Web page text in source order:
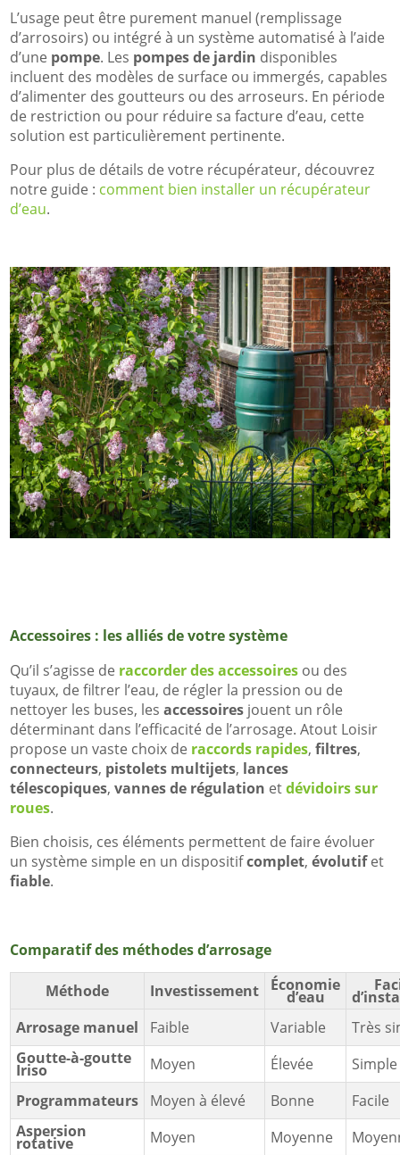
L’usage peut être purement manuel (remplissage
d’arrosoirs) ou intégré à un système automatisé à l’aide
d’une pompe. Les pompes de jardin disponibles
incluent des modèles de surface ou immergés, capables
d’alimenter des goutteurs ou des arroseurs. En période
de restriction ou pour réduire sa facture d’eau, cette
solution est particulièrement pertinente.
Pour plus de détails de votre récupérateur, découvrez
notre guide : comment bien installer un récupérateur
d’eau.
Accessoires : les alliés de votre système
Qu’il s’agisse de raccorder des accessoires ou des
tuyaux, de filtrer l’eau, de régler la pression ou de
nettoyer les buses, lesaccessoires jouent un rôle
déterminant dans l’efficacité de l’arrosage. Atout Loisir
propose un vaste choix de raccords rapides,filtres,
connecteurs, pistolets multijets, lances
télescopiques,vannes de régulation etdévidoirs sur
roues.
Bien choisis, ces éléments permettent de faire évoluer
un système simple en un dispositifcomplet,évolutifet
fiable.
Comparatif des méthodes d’arrosage
Méthode Investissement Économie
d’eau
Arrosage manuel
Faible Variable
Très
Goutte-à-goutte
Iriso Moyen Élevée
Simple
Programmateurs
Moyen à élevé Bonne
Facile
Aspersion
rotative Moyen Moyenne